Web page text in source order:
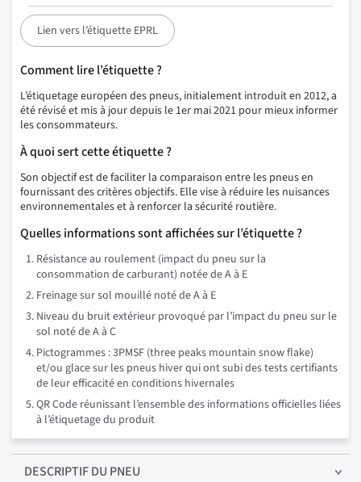
Lien vers l’étiquette EPRL
Comment lire l’étiquette ?
L’étiquetage européen des pneus, initialement introduit en 2012, a
été révisé et mis à jour depuis le 1er mai 2021 pour mieux informer
les consommateurs.
À quoi sert cette étiquette ?
Son objectif est de faciliter la comparaison entre les pneus en
fournissant des critères objectifs. Elle vise à réduire les nuisances
environnementales et à renforcer la sécurité routière.
Quelles informations sont affichées sur l’étiquette ?
Résistance au roulement (impact du pneu sur la
consommation de carburant) notée de A à E
Freinage sur sol mouillé noté de A à E
Niveau du bruit extérieur provoqué par l’impact du pneu sur le
sol noté de A à C
Pictogrammes : 3PMSF (three peaks mountain snow flake)
et/ou glace sur les pneus hiver qui ont subi des tests certifiants
de leur efficacité en conditions hivernales
QR Code réunissant l’ensemble des informations officielles liées
à l’étiquetage du produit
DESCRIPTIFDU PNEU